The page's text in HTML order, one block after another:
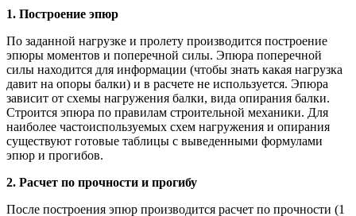
1. Построение эпюр
По заданной нагрузке и пролету производится построение
эпюры моментов и поперечной силы. Эпюра поперечной
силы находится для информации (чтобы знать какая нагрузка
давит на опоры балки) и в расчете не используется. Эпюра
зависит от схемы нагружения балки, вида опирания балки.
Строится эпюра по правилам строительной механики. Для
наиболее частоиспользуемых схем нагружения и опирания
существуют готовые таблицы с выведенными формулами
эпюр и прогибов.
2. Расчет по прочности и прогибу
После построения эпюр производится расчет по прочности (1